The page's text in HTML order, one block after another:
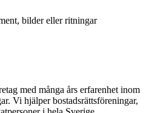
bilder eller ritningar
med många års erfarenhet inom
Vi hjälper bostadsrättsföreningar,